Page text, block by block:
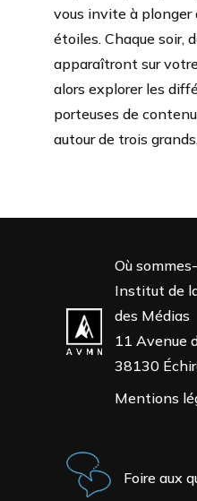
vous invite à plonger
étoiles. Chaque soir,
apparaîtront sur
alors explorer les
porteuses de
autour de trois
Où
Institut de
des Médias
11 Avenue
38130
Mentions
Foire aux